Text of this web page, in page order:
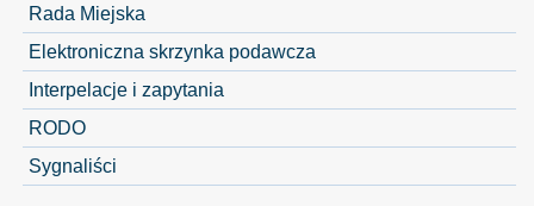
Rada Miejska
Elektroniczna skrzynka podawcza
Interpelacje i zapytania
RODO
Sygnaliści